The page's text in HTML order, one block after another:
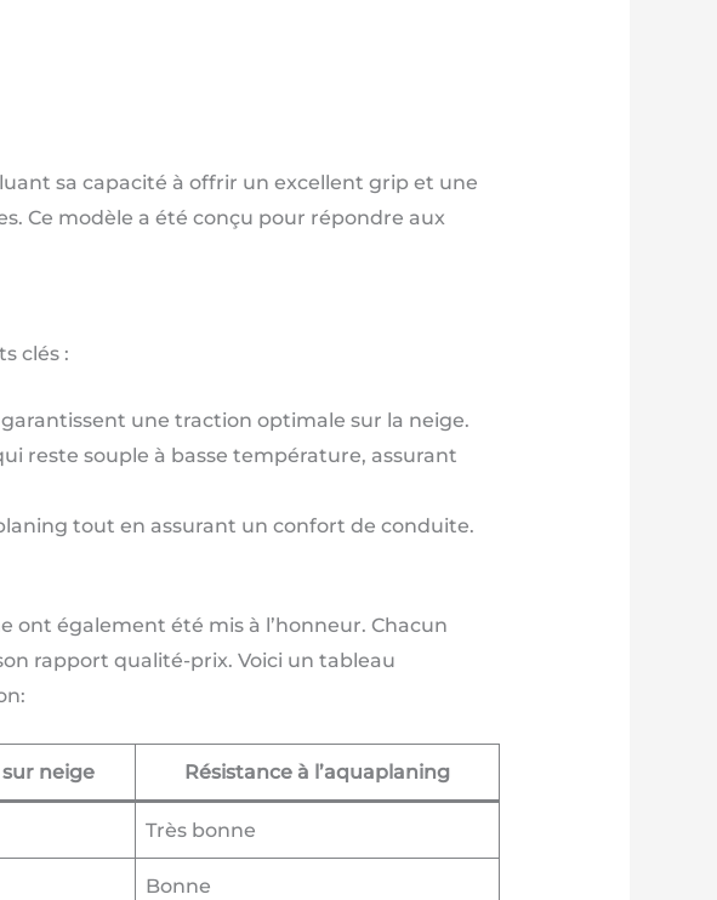
sa capacité à offrir un excellent grip et une
Ce modèle a été conçu pour répondre aux
clés :
une traction optimale sur la neige.
reste souple à basse température, assurant
tout en assurant un confort de conduite.
ont également été mis à l’honneur. Chacun
rapport qualité-prix. Voici un tableau
neige Résistance à l’aquaplaning
Très bonne
Bonne